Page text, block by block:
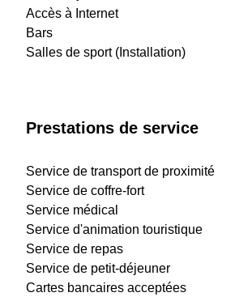
Accès à Internet
Bars
Salles de sport (Installation)
Prestations de service
Service de transport de proximité
Service de coffre-fort
Service médical
Service d'animation touristique
Service de repas
Service de petit-déjeuner
Cartes bancaires acceptées